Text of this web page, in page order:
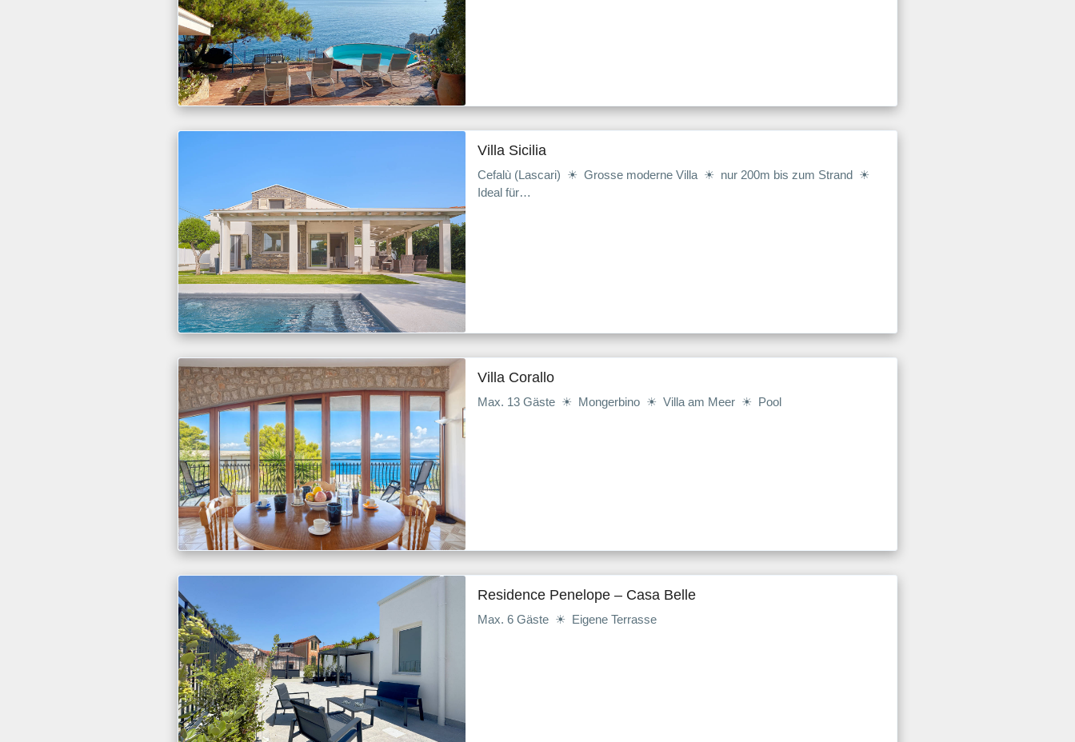
Villa Sicilia
Cefalù (Lascari) ☀ Grosse moderne Villa ☀ nur 200m bis zum Strand ☀
Ideal für…
Villa Corallo
Max. 13 Gäste ☀ Mongerbino ☀ Villa am Meer ☀ Pool
Residence Penelope – Casa Belle
Max. 6 Gäste ☀ Eigene Terrasse